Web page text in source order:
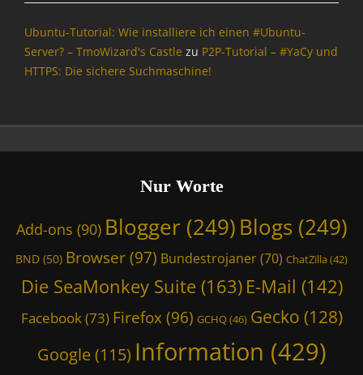
P
i
t
,
o
r
c
e
Tags
Ubuntu-Tutorial: Wie installiere ich einen #Ubuntu-
Server? – TmoWizard's Castle zu P2P-Tutorial – #YaCy und
HTTPS: Die sichere Suchmaschine!
Nur Worte
Add-ons (90) Blogger (249) Blogs(249)
BND (50) Browser (97) Bundestrojaner(70) ChatZilla(42)
Die SeaMonkey Suite(163) E-Mail (142)
Facebook(73) Firefox (96) GCHQ(46) Gecko (128)
Google(115) Information (429)